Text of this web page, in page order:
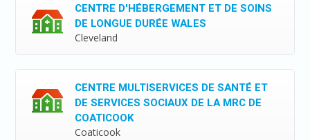
CENTRE D'HÉBERGEMENT ET DE SOINS
DE LONGUE DURÉE WALES
Cleveland
CENTRE MULTISERVICES DE SANTÉ ET
DE SERVICES SOCIAUX DE LA MRC DE
COATICOOK
Coaticook